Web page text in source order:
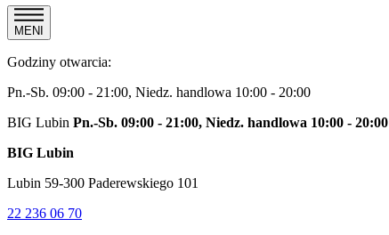
MENI
Godziny otwarcia:
Pn.-Sb. 09:00 - 21:00, Niedz. handlowa 10:00 - 20:00
BIG Lubin Pn.-Sb. 09:00 - 21:00, Niedz. handlowa 10:00 - 20:00
BIG Lubin
Lubin 59-300 Paderewskiego 101
22 236 06 70